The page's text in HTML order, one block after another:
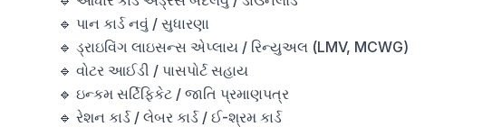
🔹 પાન કાર્ડ નવું / સુધારણા
🔹 ડ્રાઇવિંગ લાઇસન્સ એપ્લાય / રિન્યુઅલ (LMV, MCWG)
🔹 વોટર આઈડી / પાસપોર્ટ સહાય
🔹 ઇન્કમ સર્ટિફિકેટ / જાતિ પ્રમાણપત્ર
🔹 રેશન કાર્ડ / લેબર કાર્ડ / ઈ-શ્રમ કાર્ડ